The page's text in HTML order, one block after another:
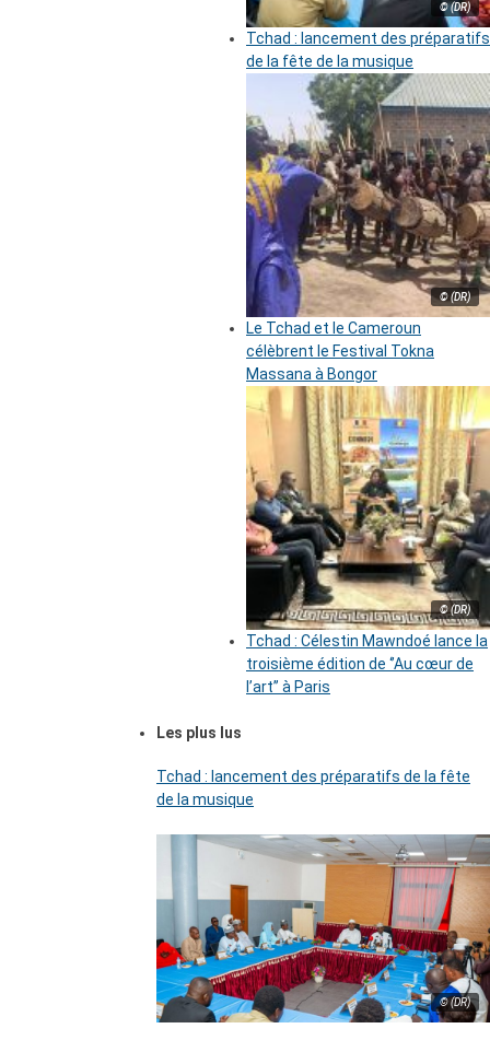
© (DR)
Tchad : lancement des préparatifs
de la fête de la musique
© (DR)
Le Tchad et le Cameroun
célèbrent le Festival Tokna
Massana à Bongor
© (DR)
Tchad : Célestin Mawndoé lance la
troisième édition de ‘’Au cœur de
l’art’’ à Paris
Les plus lus
Tchad : lancement des préparatifs de la fête
de la musique
© (DR)